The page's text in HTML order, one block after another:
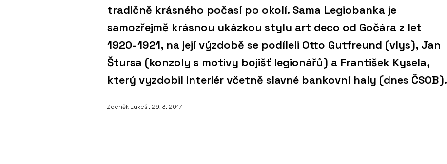
tradičně krásného počasí po okolí. Sama Legiobanka je
samozřejmě krásnou ukázkou stylu art deco od Gočára z let
1920-1921, na její výzdobě se podíleli Otto Gutfreund (vlys), Jan
Štursa (konzoly s motivy bojišť legionářů) a František Kysela,
který vyzdobil interiér včetně slavné bankovní haly (dnes ČSOB).
Zdeněk Lukeš, 29. 3. 2017